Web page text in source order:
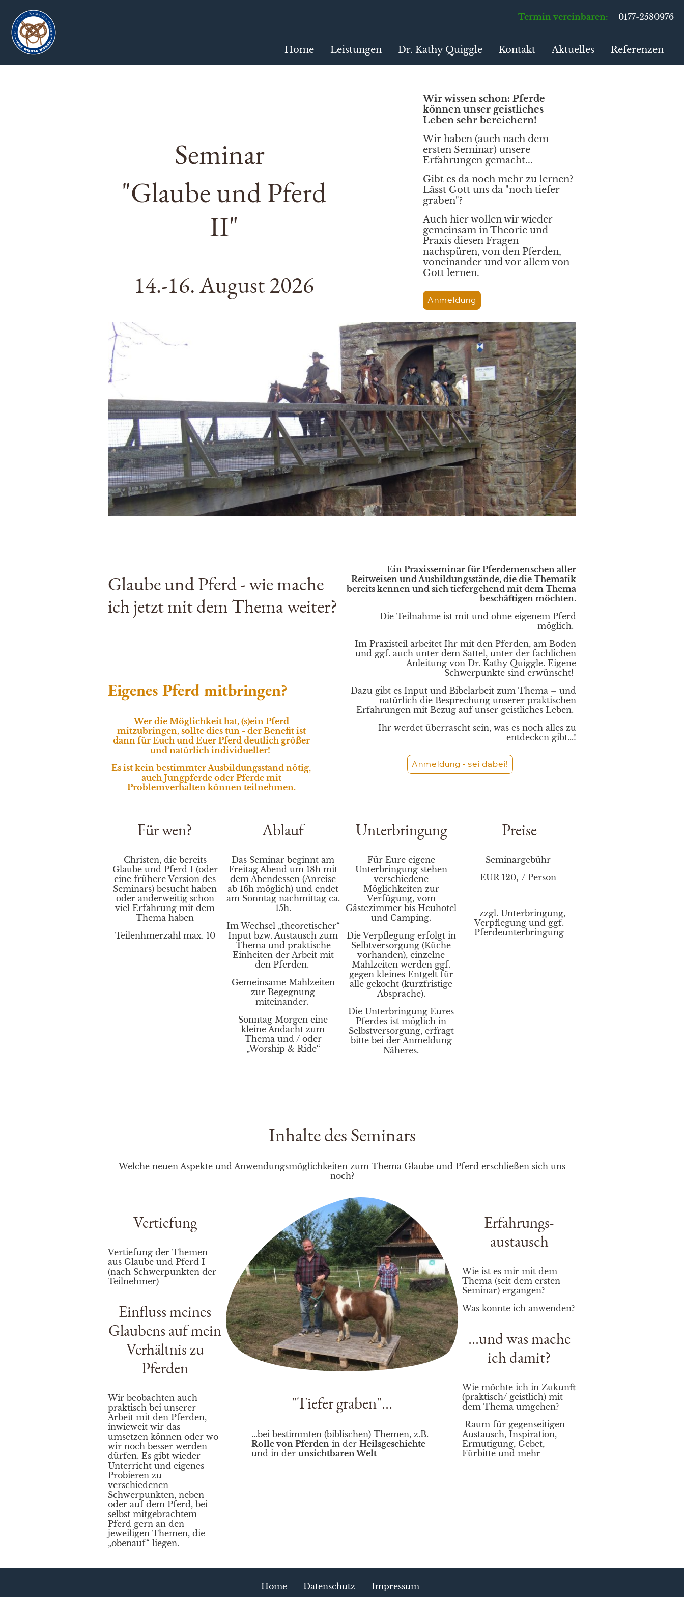
Termin vereinbaren: 0177-2580976
Home Leistungen Dr. Kathy Quiggle Kontakt Aktuelles Referenzen
Seminar
"Glaube und Pferd
II"
14.-16. August 2026
Wir wissen schon: Pferde
können unser geistliches
Leben sehr bereichern!
Wir haben (auch nach dem
ersten Seminar) unsere
Erfahrungen gemacht...
Gibt es da noch mehr zu lernen?
Lässt Gott uns da "noch tiefer
graben"?
Auch hier wollen wir wieder
gemeinsam in Theorie und
Praxis diesen Fragen
nachspüren, von den Pferden,
voneinander und vor allem von
Gott lernen.
Anmeldung
Glaube und Pferd - wie mache
ich jetzt mit dem Thema weiter?
Eigenes Pferd mitbringen?
Wer die Möglichkeit hat, (s)ein Pferd
mitzubringen, sollte dies tun - der Benefit ist
dann für Euch und Euer Pferd deutlich größer
und natürlich individueller!
Es ist kein bestimmter Ausbildungsstand nötig,
auch Jungpferde oder Pferde mit
Problemverhalten können teilnehmen.
Ein Praxisseminar für Pferdemenschen aller
Reitweisen und Ausbildungsstände, die die Thematik
bereits kennen und sich tiefergehend mit dem Thema
beschäftigen möchten.
Die Teilnahme ist mit und ohne eigenem Pferd
möglich.
Im Praxisteil arbeitet Ihr mit den Pferden, am Boden
und ggf. auch unter dem Sattel, unter der fachlichen
Anleitung von Dr. Kathy Quiggle. Eigene
Schwerpunkte sind erwünscht!
Dazu gibt es Input und Bibelarbeit zum Thema – und
natürlich die Besprechung unserer praktischen
Erfahrungen mit Bezug auf unser geistliches Leben.
Ihr werdet überrascht sein, was es noch alles zu
entdeckcn gibt...!
Anmeldung - sei dabei!
Für wen?
Christen, die bereits
Glaube und Pferd I (oder
eine frühere Version des
Seminars) besucht haben
oder anderweitig schon
viel Erfahrung mit dem
Thema haben
Teilenhmerzahl max. 10
Ablauf
Das Seminar beginnt am
Freitag Abend um 18h mit
dem Abendessen (Anreise
ab 16h möglich) und endet
am Sonntag nachmittag ca.
15h.
Im Wechsel „theoretischer“
Input bzw. Austausch zum
Thema und praktische
Einheiten der Arbeit mit
den Pferden.
Gemeinsame Mahlzeiten
zur Begegnung
miteinander.
Sonntag Morgen eine
kleine Andacht zum
Thema und / oder
„Worship & Ride“
Unterbringung
Für Eure eigene
Unterbringung stehen
verschiedene
Möglichkeiten zur
Verfügung, vom
Gästezimmer bis Heuhotel
und Camping.
Die Verpflegung erfolgt in
Selbtversorgung (Küche
vorhanden), einzelne
Mahlzeiten werden ggf.
gegen kleines Entgelt für
alle gekocht (kurzfristige
Absprache).
Die Unterbringung Eures
Pferdes ist möglich in
Selbstversorgung, erfragt
bitte bei der Anmeldung
Näheres.
Preise
Seminargebühr
EUR 120,-/ Person
- zzgl. Unterbringung,
Verpflegung und ggf.
Pferdeunterbringung
Inhalte des Seminars
Welche neuen Aspekte und Anwendungsmöglichkeiten zum Thema Glaube und Pferd erschließen sich uns
noch?
Vertiefung
Vertiefung der Themen
aus Glaube und Pferd I
(nach Schwerpunkten der
Teilnehmer)
Einfluss meines
Glaubens auf mein
Verhältnis zu
Pferden
Wir beobachten auch
praktisch bei unserer
Arbeit mit den Pferden,
inwieweit wir das
umsetzen können oder wo
wir noch besser werden
dürfen. Es gibt wieder
Unterricht und eigenes
Probieren zu
verschiedenen
Schwerpunkten, neben
oder auf dem Pferd, bei
selbst mitgebrachtem
Pferd gern an den
jeweiligen Themen, die
„obenauf“ liegen.
"Tiefer graben"...
...bei bestimmten (biblischen) Themen, z.B.
Rolle von Pferden in der Heilsgeschichte
und in der unsichtbaren Welt
Erfahrungs-
austausch
Wie ist es mir mit dem
Thema (seit dem ersten
Seminar) ergangen?
Was konnte ich anwenden?
...und was mache
ich damit?
Wie möchte ich in Zukunft
(praktisch/ geistlich) mit
dem Thema umgehen?
Raum für gegenseitigen
Austausch, Inspiration,
Ermutigung, Gebet,
Fürbitte und mehr
Home Datenschutz Impressum